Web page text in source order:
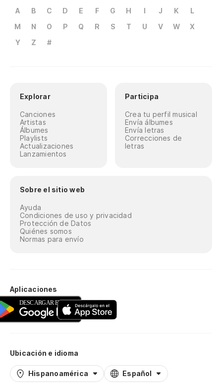
A B C D E F G H I J K
L
M
N O P Q R S T U V W
X
Y
Z #
Explorar
Canciones
Artistas
Álbumes
Playlists
Actualizaciones
Lanzamientos
Participa
Crea tu perfil musical
Envía álbumes
Envía letras
Correcciones de
letras
Sobre el sitio web
Ayuda
Condiciones de uso y privacidad
Protección de Datos
Quiénes somos
Normas para envío
Aplicaciones
Ubicación e idioma
Hispanoamérica Español